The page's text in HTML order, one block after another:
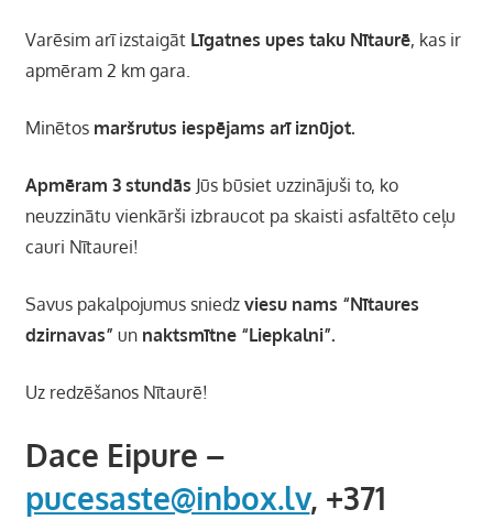
Varēsim arī izstaigātLīgatnes upes taku Nītaurē, kas ir
apmēram 2 km gara.
Minētos maršrutus iespējams arī iznūjot.
Apmēram 3 stundās Jūs būsiet uzzinājuši to, ko
neuzzinātu vienkārši izbraucot pa skaisti asfaltēto ceļu
cauri Nītaurei!
Savus pakalpojumus sniedz viesu nams “Nītaures
dzirnavas” un naktsmītne “Liepkalni”.
Uz redzēšanos Nītaurē!
Dace Eipure –
pucesaste@inbox.lv, +371